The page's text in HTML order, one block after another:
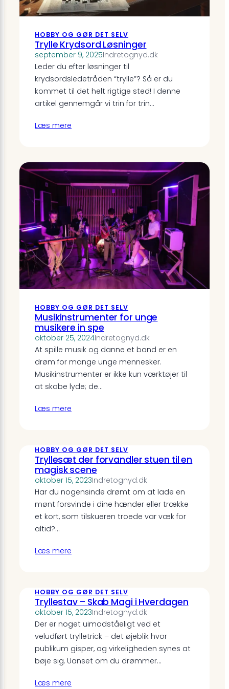
HOBBY OG GØR DET SELV
Trylle Krydsord Løsninger
september 9, 2025Indretognyd.dk
Leder du efter løsninger til
krydsordsledetråden “trylle”? Så er du
kommet til det helt rigtige sted! I denne
artikel gennemgår vi trin for trin…
Læs mere
HOBBY OG GØR DET SELV
Musikinstrumenter for unge
musikere in spe
oktober 25, 2024Indretognyd.dk
At spille musik og danne et band er en
drøm for mange unge mennesker.
Musikinstrumenter er ikke kun værktøjer til
at skabe lyde; de…
Læs mere
HOBBY OG GØR DET SELV
Tryllesæt der forvandler stuen til en
magisk scene
oktober 15, 2023Indretognyd.dk
Har du nogensinde drømt om at lade en
mønt forsvinde i dine hænder eller trække
et kort, som tilskueren troede var væk for
altid?…
Læs mere
HOBBY OG GØR DET SELV
Tryllestav – Skab Magi i Hverdagen
oktober 15, 2023Indretognyd.dk
Der er noget uimodståeligt ved et
veludført trylletrick – det øjeblik hvor
publikum gisper, og virkeligheden synes at
bøje sig. Uanset om du drømmer…
Læs mere